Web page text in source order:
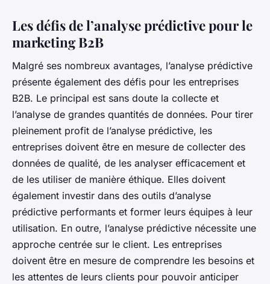
Les défis de l’analyse prédictive pour le
marketing B2B
Malgré ses nombreux avantages, l’analyse prédictive
présente également des défis pour les entreprises
B2B. Le principal est sans doute la collecte et
l’analyse de grandes quantités de données. Pour tirer
pleinement profit de l’analyse prédictive, les
entreprises doivent être en mesure de collecter des
données de qualité, de les analyser efficacement et
de les utiliser de manière éthique. Elles doivent
également investir dans des outils d’analyse
prédictive performants et former leurs équipes à leur
utilisation. En outre, l’analyse prédictive nécessite une
approche centrée sur le client. Les entreprises
doivent être en mesure de comprendre les besoins et
les attentes de leurs clients pour pouvoir anticiper